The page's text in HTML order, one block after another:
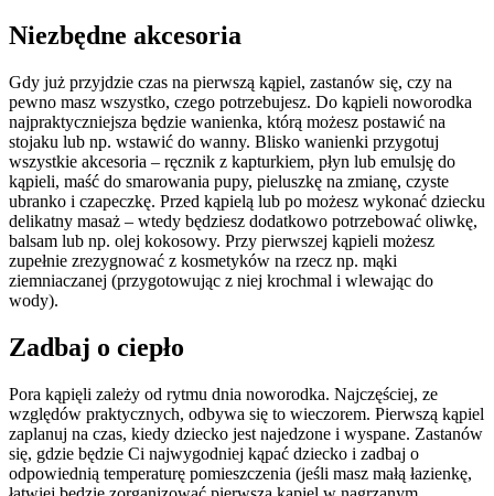
Niezbędne akcesoria
Gdy już przyjdzie czas na pierwszą kąpiel, zastanów się, czy na
pewno masz wszystko, czego potrzebujesz. Do kąpieli noworodka
najpraktyczniejsza będzie wanienka, którą możesz postawić na
stojaku lub np. wstawić do wanny. Blisko wanienki przygotuj
wszystkie akcesoria – ręcznik z kapturkiem, płyn lub emulsję do
kąpieli, maść do smarowania pupy, pieluszkę na zmianę, czyste
ubranko i czapeczkę. Przed kąpielą lub po możesz wykonać dziecku
delikatny masaż – wtedy będziesz dodatkowo potrzebować oliwkę,
balsam lub np. olej kokosowy. Przy pierwszej kąpieli możesz
zupełnie zrezygnować z kosmetyków na rzecz np. mąki
ziemniaczanej (przygotowując z niej krochmal i wlewając do
wody).
Zadbaj o ciepło
Pora kąpięli zależy od rytmu dnia noworodka. Najczęściej, ze
względów praktycznych, odbywa się to wieczorem. Pierwszą kąpiel
zaplanuj na czas, kiedy dziecko jest najedzone i wyspane. Zastanów
się, gdzie będzie Ci najwygodniej kąpać dziecko i zadbaj o
odpowiednią temperaturę pomieszczenia (jeśli masz małą łazienkę,